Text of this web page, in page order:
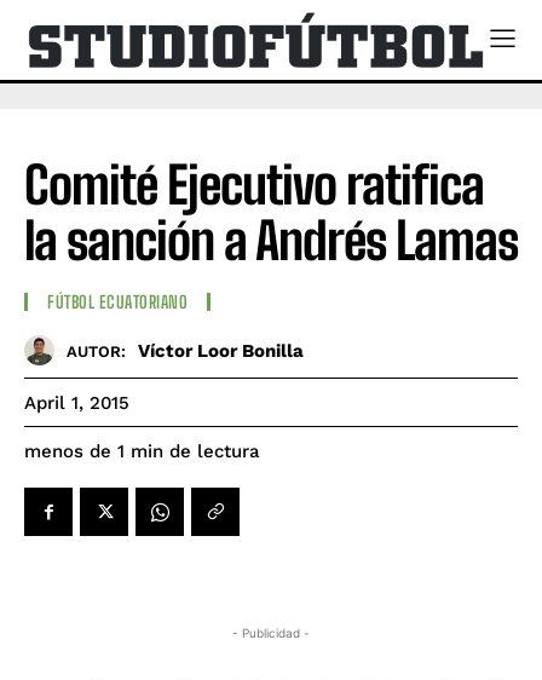
Comité Ejecutivo ratifica
la sanción a Andrés Lamas
FÚTBOL ECUATORIANO
AUTOR: Víctor Loor Bonilla
April 1, 2015
menos de 1 min de lectura
- Publicidad -